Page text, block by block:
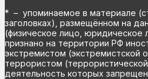
* – упоминаемое в материале
заголовках), размещённом на
(физическое лицо, юридическое
признано на территории РФ
экстремистом (экстремистской
террористом (террористической
деятельность которых